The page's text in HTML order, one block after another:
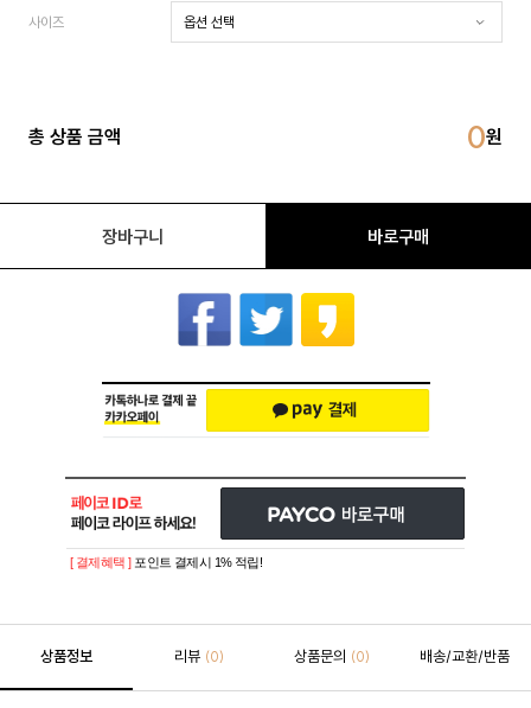
사이즈
총 상품 금액 0
장바구니 바로구매
[ 결제혜택 ] 포인트 결제시 1% 적립!
상품정보 리뷰 (0) 상품문의 (0) 배송/교환/반품